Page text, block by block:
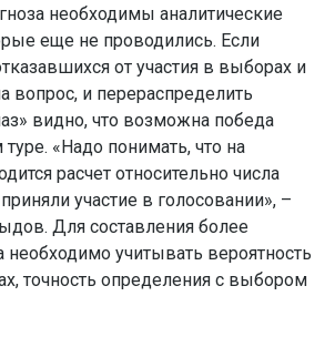
необходимы аналитические
еще не проводились. Если
от участия в выборах и
вопрос, и перераспределить
видно, что возможна победа
«Надо понимать, что на
расчет относительно числа
участие в голосовании», –
Для составления более
необходимо учитывать вероятность
точность определения с выбором